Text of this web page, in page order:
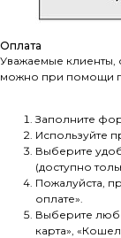
Оплата
Уважаемые клиенты,
можно при помощи
Заполните
Используйте
Выберите
(доступно
Пожалуйста,
оплате».
Выберите
карта»,